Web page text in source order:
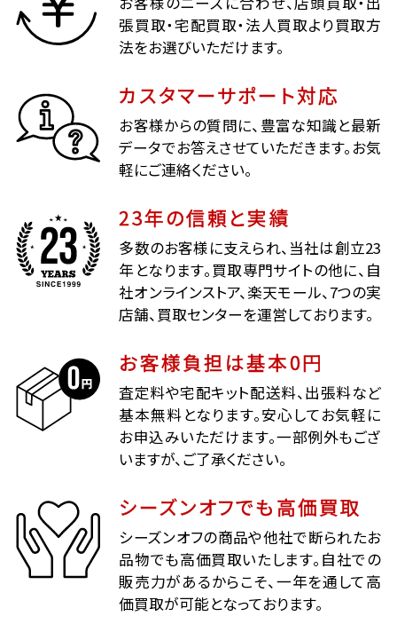
張買取・宅配買取・法人買取より買取方
法をお選びいただけます。
カスタマーサポート対応
お客様からの質問に、豊富な知識と最新
データでお答えさせていただきます。お気
軽にご連絡ください。
23年の信頼と実績
多数のお客様に支えられ、当社は創立23
年となります。買取専門サイトの他に、自
社オンラインストア、楽天モール、7つの実
店舗、買取センターを運営しております。
お客様負担は基本0円
査定料や宅配キット配送料、出張料など
基本無料となります。安心してお気軽に
お申込みいただけます。一部例外もござ
いますが、ご了承ください。
シーズンオフでも高価買取
シーズンオフの商品や他社で断られたお
品物でも高価買取いたします。自社での
販売力があるからこそ、一年を通して高
価買取が可能となっております。